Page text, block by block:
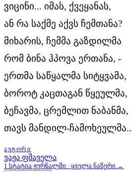
ვიცინი... იმას, ქვეყანას,
ან რა საქმე აქვს ჩემთანა?
მიხარის, ჩემმა გაზდილმა
რომ ბინა ჰპოვა ერთანა, -
ერთმა საწყალმა სიტყვამა,
ბოროტ კაცთაგან წყეულმა,
ბეჩავმა, ცრემლით ნაბანმა,
თავს მანდილ-
ᲐᲕᲢᲝᲠᲘ
ვაჟა ფშაველა
1 სტატია ჟურნალში · ყველა ნაწერი →